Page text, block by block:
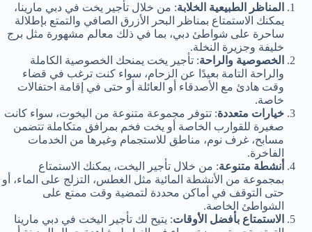
المناظر الطبيعية الخلابة: من خلال تأجير يخت في دبي مارينا،
يمكنك الاستمتاع بمناظر البحر الأزرق الصافي والتمتع بإطلالة
ساحرة على شواطئ دبي، بما في ذلك معالم مشهورة مثل برج
خليفة وجزيرة النخلة.
الخصوصية والراحة: تأجير يخت يمنحك الخصوصية الكاملة
والراحة التامة بعيدًا عن الزحام، سواء كنت ترغب في قضاء
وقت هادئ مع الأصدقاء أو العائلة أو حتى في إقامة احتفالات
خاصة.
خيارات متعددة: تتوفر مجموعة متنوعة من اليخوت، سواء كانت
صغيرة للقوارب الخاصة أو يخت فخم بمرافق متكاملة تتضمن
مسابح، غرف نوم، مناطق للاستجمام وغيرها من الخدمات
الفاخرة.
أنشطة متنوعة: من خلال تأجير اليخت، يمكنك الاستمتاع
بمجموعة من الأنشطة المائية مثل الغطس، التزلج على الماء، أو
حتى التوقف في أماكن محددة لتمضية وقت ممتع على
الشواطئ الخاصة.
الاستمتاع بأفضل الأوقات: يتيح لك تأجير اليخت في دبي مارينا